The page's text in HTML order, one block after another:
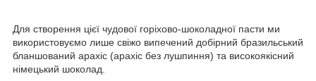
Для створення цієї чудової горіхово-шоколадної пасти ми
використовуємо лише свіжо випечений добірний бразильський
бланшований арахіс (арахіс без лушпиння) та високоякісний
німецький шоколад.